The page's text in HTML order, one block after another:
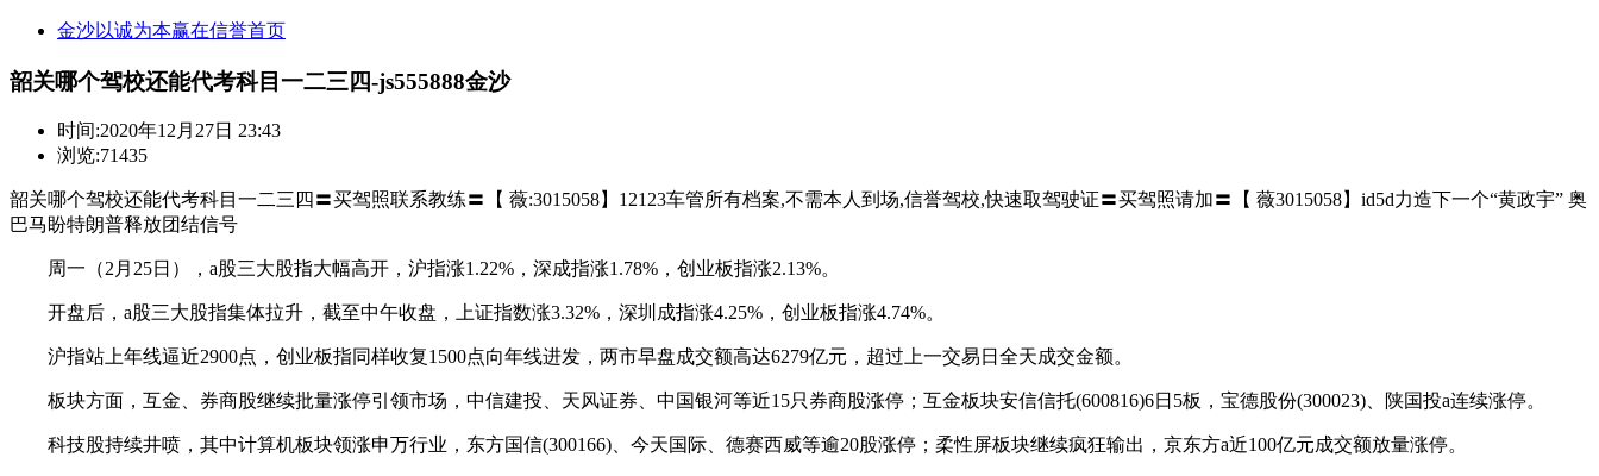
金沙以诚为本赢在信誉首页
韶关哪个驾校还能代考科目一二三四-js555888金沙
时间:2020年12月27日 23:43
浏览:71435
韶关哪个驾校还能代考科目一二三四〓买驾照联系教练〓【 薇:3015058】12123车管所有档案,不需本人到场,信誉驾校,快速取驾驶证〓买驾照请加〓【 薇3015058】id5d力造下一个“黄政宇” 奥
巴马盼特朗普释放团结信号
周一（2月25日），a股三大股指大幅高开，沪指涨1.22%，深成指涨1.78%，创业板指涨2.13%。
开盘后，a股三大股指集体拉升，截至中午收盘，上证指数涨3.32%，深圳成指涨4.25%，创业板指涨4.74%。
沪指站上年线逼近2900点，创业板指同样收复1500点向年线进发，两市早盘成交额高达6279亿元，超过上一交易日全天成交金额。
板块方面，互金、券商股继续批量涨停引领市场，中信建投、天风证券、中国银河等近15只券商股涨停；互金板块安信信托(600816)6日5板，宝德股份(300023)、陕国投a连续涨停。
科技股持续井喷，其中计算机板块领涨申万行业，东方国信(300166)、今天国际、德赛西威等逾20股涨停；柔性屏板块继续疯狂输出，京东方a近100亿元成交额放量涨停。